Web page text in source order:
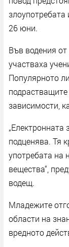
26 юни.
Във водения
участваха
Популярното
подрастващите
зависимости,
подценява. Тя
употребата на
вещества“,
водещ.
Младежите
области на
вредното